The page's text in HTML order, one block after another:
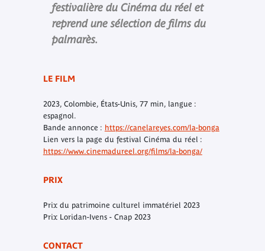
festivalière du Cinéma du réel et
reprend une sélection de films du
palmarès.
LE FILM
2023, Colombie, États-Unis, 77 min, langue :
espagnol.
Bande annonce : https://canelareyes.com/la-bonga
Lien vers la page du festival Cinéma du réel :
https://www.cinemadureel.org/films/la-bonga/
PRIX
Prix du patrimoine culturel immatériel 2023
Prix Loridan-Ivens - Cnap 2023
CONTACT